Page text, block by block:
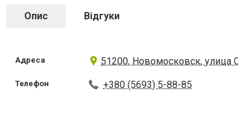
Опис Відгуки
Адреса 51200, Новомосковск, улица
Телефон +380 (5693) 5-88-85